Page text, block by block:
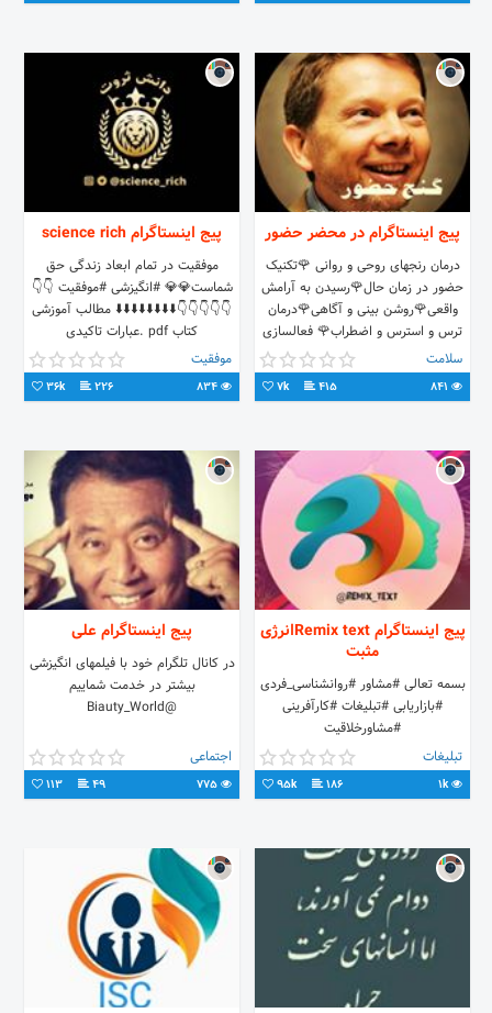
پیج اینستاگرام در محضر حضور
درمان رنجهای روحی و روانی 🌹تکنیک
حضور در زمان حال🌹رسیدن به آرامش
واقعی🌹روشن بینی و آگاهی🌹درمان
ترس و استرس و اضطراب🌹 فعالسازی
چشم سوم 🌹 ارتباط با فرشتگان 🌹راز و
رمز رویت اعداد تکراری 🌹سخنان
راهگشای اکهارت تله و دیگر بزرگان
سلامت
415
7k
پیج اینستاگرام science rich
موفقیت در تمام ابعاد زندگی حق
شماست💎💎 #انگیزشی #موفقیت 👇👇
👇👇👇👇👇⬇️⬇️⬇️⬇️⬇️⬇️⬇️⬇️ مطالب آموزشی
کتاب pdf .عبارات تاکیدی
موفقیت
226
36k
پیج اینستاگرام Remix textانرژی
مثبت
بسمه تعالی #مشاور #روانشناسی_فردی
#بازاریابی #تبلیغات #کارآفرینی
#مشاورخلاقیت
تبلیغات
1k
186
95k
پیج اینستاگرام علی
در کانال تلگرام خود با فیلمهای انگیزشی
بیشتر در خدمت شماییم
@Biauty_World
اجتماعی
49
113